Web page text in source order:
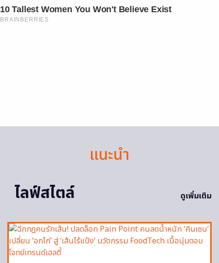
10 Tallest Women You Won't Believe Exist
BRAINBERRIES
แนะนำ
ไลฟ์สไตล์
ดูเพิ่มเติม